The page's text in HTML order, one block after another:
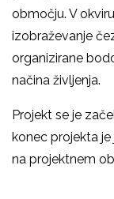
območju. V
izobraževanje
organizirane
načina življenja.
Projekt se je
konec projekta
na projektnem